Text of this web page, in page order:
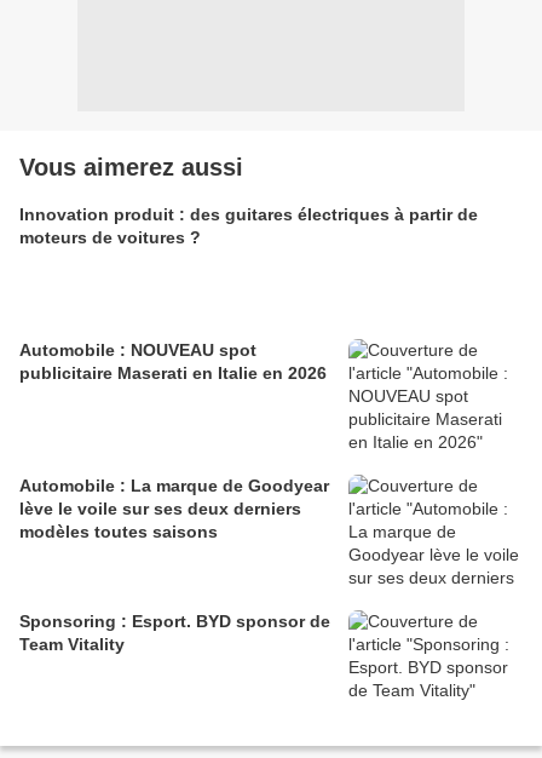
Vous aimerez aussi
Innovation produit : des guitares électriques à partir de
moteurs de voitures ?
Automobile : NOUVEAU spot
publicitaire Maserati en Italie en 2026
Automobile : La marque de Goodyear
lève le voile sur ses deux derniers
modèles toutes saisons
Sponsoring : Esport. BYD sponsor de
Team Vitality